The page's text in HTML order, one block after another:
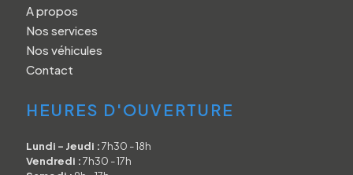
A propos
Nos services
Nos véhicules
Contact
HEURES D'OUVERTURE
Lundi - Jeudi :7h30 - 18h
Vendredi :7h30 - 17h